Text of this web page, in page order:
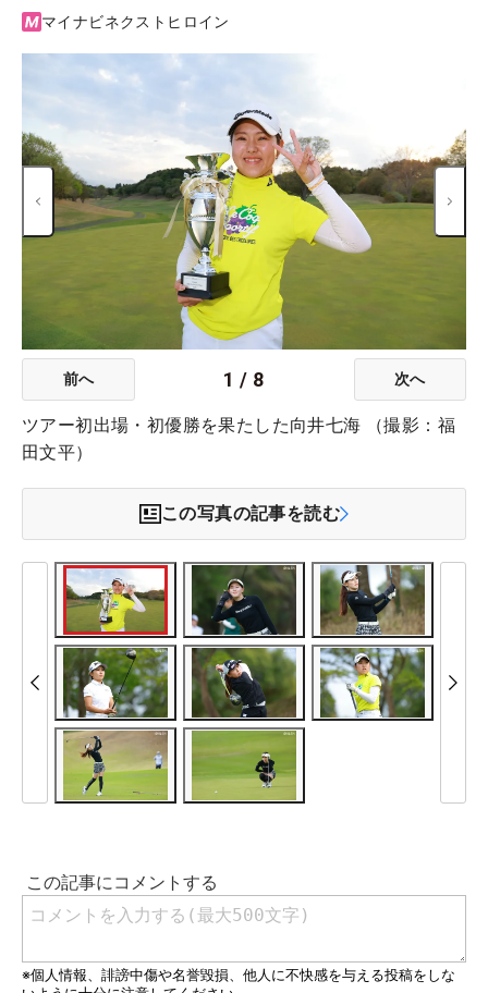
マイナビネクストヒロイン
前へ 1 / 8 次へ
ツアー初出場・初優勝を果たした向井七海 （撮影：福
田文平）
この写真の記事を読む